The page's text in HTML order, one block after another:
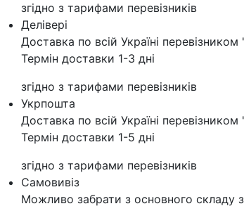
згідно з тарифами перевізників
Делівері
Доставка по всій Україні перевізником
Термін доставки 1-3 дні
згідно з тарифами перевізників
Укрпошта
Доставка по всій Україні
Термін доставки 1-5 дні
згідно з тарифами перевізників
Самовивіз
Можливо забрати з основного складу